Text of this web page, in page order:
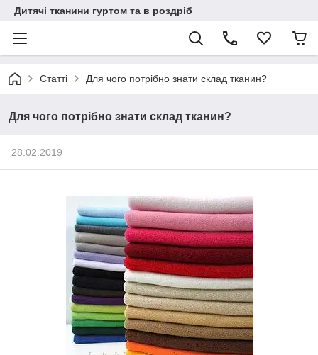
Дитячі тканини гуртом та в роздріб
Статті Для чого потрібно знати склад тканин?
Для чого потрібно знати склад тканин?
28.02.2019